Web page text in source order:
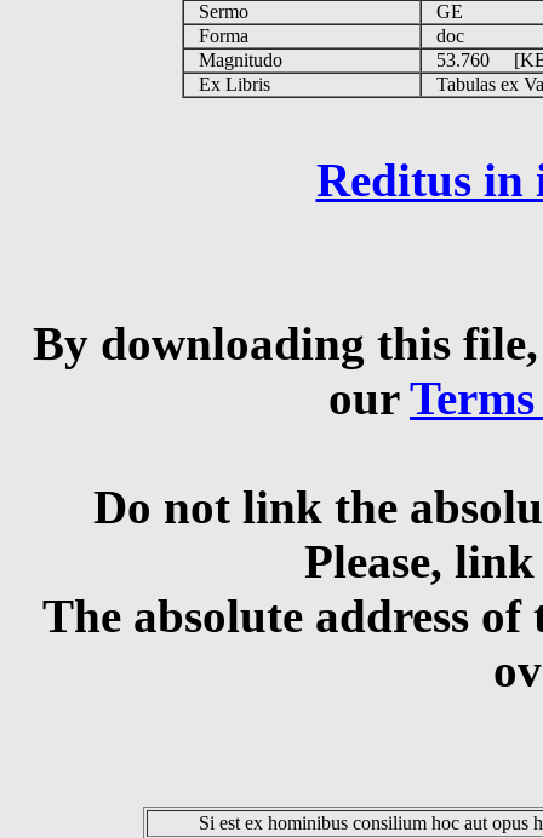
Sermo
GE
Forma
doc
Magnitudo
53.760
Ex Libris
Tabulas ex
Reditus in
By downloading this
our
Do not link the
Please,
The absolute address
Si est ex hominibus consilium hoc aut opus